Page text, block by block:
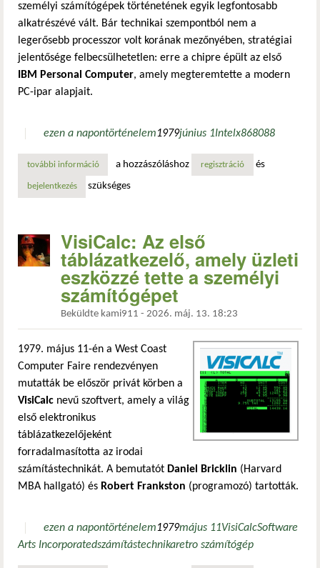
személyi számítógépek történetének egyik legfontosabb
alkatrészévé vált. Bár technikai szempontból nem a
legerősebb processzor volt korának mezőnyében, stratégiai
jelentősége felbecsülhetetlen: erre a chipre épült az első
IBM Personal Computer, amely megteremtette a modern
PC-ipar alapjait.
ezen a napontörténelem1979június 1Intelx868088
további információaz intel 8088: a processzor, amely elhozta a pc-
a hozzászóláshoz regisztráció és
bejelentkezés szükséges
VisiCalc: Az első
táblázatkezelő, amely üzleti
eszközzé tette a személyi
számítógépet
Beküldte kami911 - 2026. máj. 13. 18:23
1979. május 11-én a West Coast
Computer Faire rendezvényen
mutatták be először privát körben a
VisiCalc nevű szoftvert, amely a világ
első elektronikus
táblázatkezelőjeként
forradalmasította az irodai
számítástechnikát. A bemutatót Daniel Bricklin (Harvard
MBA hallgató) és Robert Frankston (programozó) tartották.
ezen a napontörténelem1979május 11VisiCalcSoftware
Arts Incorporatedszámítástechnikaretro számítógép